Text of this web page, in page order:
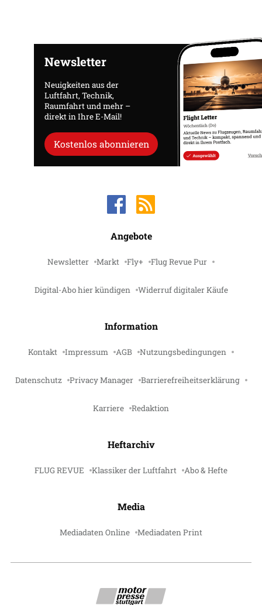
Newsletter
Neuigkeiten aus der
Luftfahrt, Technik,
Raumfahrt und mehr –
direkt in Ihre E-Mail!
Kostenlos abonnieren
Angebote
Newsletter Markt Fly+ Flug Revue Pur
Digital-Abo hier kündigen Widerruf digitaler Käufe
Information
Kontakt Impressum AGB Nutzungsbedingungen
Datenschutz Privacy Manager Barrierefreiheitserklärung
Karriere Redaktion
Heftarchiv
FLUG REVUE Klassiker der Luftfahrt Abo & Hefte
Media
Mediadaten Online Mediadaten Print